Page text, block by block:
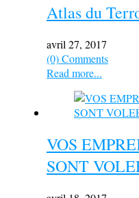
Atlas du
avril 27, 2017
(0) Comments
Read more...
VOS
SONT